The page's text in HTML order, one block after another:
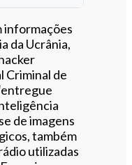
informações
da Ucrânia,
Criminal de
de imagens
também
utilizadas